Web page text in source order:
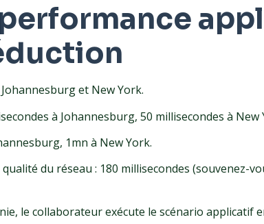
et New York.
à Johannesburg, 50 millisecondes à New
1mn à New York.
du réseau : 180 millisecondes (souvenez-
le collaborateur exécute le scénario applicatif